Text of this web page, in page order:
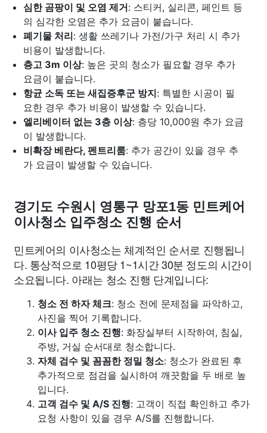
심한 곰팡이 및 오염 제거: 스티커, 실리콘, 페인트 등
의 심각한 오염은 추가 요금이 붙습니다.
폐기물 처리: 생활 쓰레기나 가전/가구 처리 시 추가
비용이 발생합니다.
층고 3m 이상: 높은 곳의 청소가 필요할 경우 추가
요금이 붙습니다.
항균 소독 또는 새집증후군 방지: 특별한 시공이 필
요한 경우 추가 비용이 발생할 수 있습니다.
엘리베이터 없는 3층 이상: 층당 10,000원 추가 요금
이 발생합니다.
비확장 베란다, 펜트리룸: 추가 공간이 있을 경우 추
가 요금이 발생할 수 있습니다.
경기도 수원시 영통구 망포1동 민트케어
이사청소 입주청소 진행 순서
민트케어의 이사청소는 체계적인 순서로 진행됩니
다. 통상적으로 10평당 1~1시간 30분 정도의 시간이
소요됩니다. 아래는 청소 진행 단계입니다:
청소 전 하자 체크: 청소 전에 문제점을 파악하고,
사진을 찍어 기록합니다.
이사 입주 청소 진행: 화장실부터 시작하여, 침실,
주방, 거실 순서대로 청소합니다.
자체 검수 및 꼼꼼한 정밀 청소: 청소가 완료된 후
추가적으로 점검을 실시하여 깨끗함을 두 배로 높
입니다.
고객 검수 및 A/S 진행: 고객이 직접 확인하고 추가
요청 사항이 있을 경우 A/S를 진행합니다.